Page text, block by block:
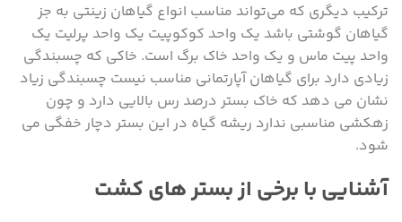
ترکیب دیگری که می‌تواند مناسب انواع گیاهان زینتی به جز
گیاهان گوشتی باشد یک واحد کوکوپیت یک واحد پرلیت یک
واحد پیت ماس و یک واحد خاک برگ است. خاکی که چسبندگی
زیادی دارد برای گیاهان آپارتمانی مناسب نیست چسبندگی زیاد
نشان می دهد که خاک بستر درصد رس بالایی دارد و چون
زهکشی مناسبی ندارد ریشه گیاه در این بستر دچار خفگی می
شود.
آشنایی با برخی از بستر های کشت